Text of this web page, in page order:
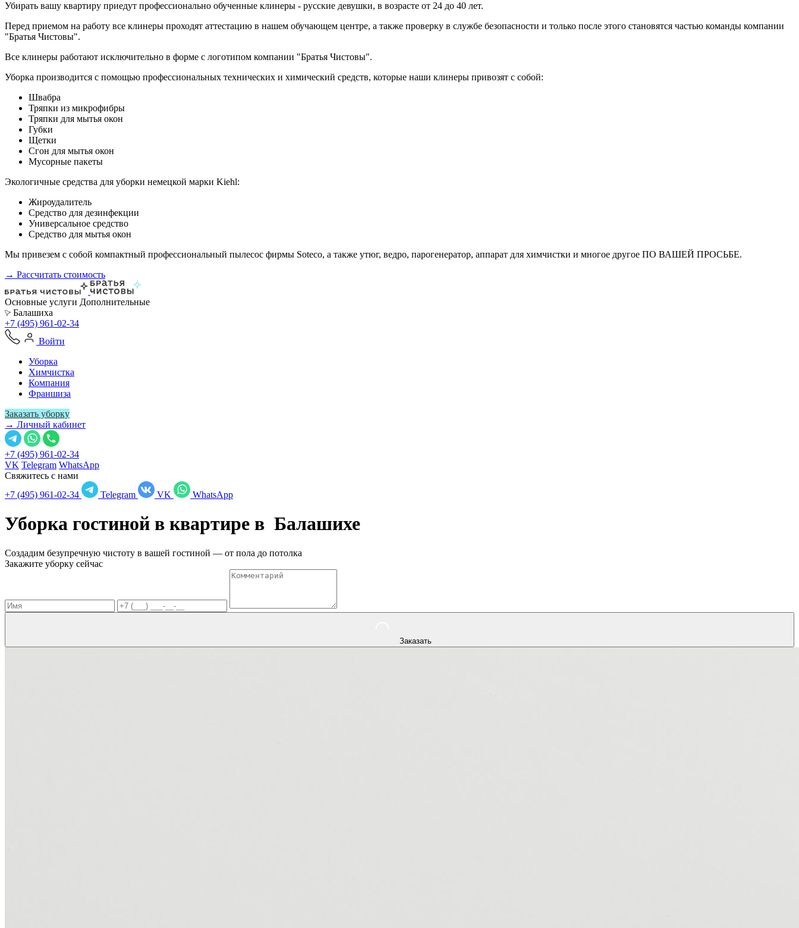
Убирать вашу квартиру приедут профессионально обученные клинеры - русские девушки, в возрасте от 24 до 40 лет.
Перед приемом на работу все клинеры проходят аттестацию в нашем обучающем центре, а также проверку в службе безопасности и только после этого становятся частью команды компании
"Братья Чистовы".
Все клинеры работают исключительно в форме с логотипом компании "Братья Чистовы".
Уборка производится с помощью профессиональных технических и химический средств, которые наши клинеры привозят с собой:
Швабра
Тряпки из микрофибры
Тряпки для мытья окон
Губки
Щетки
Сгон для мытья окон
Мусорные пакеты
Экологичные средства для уборки немецкой марки Kiehl:
Жироудалитель
Средство для дезинфекции
Универсальное средство
Средство для мытья окон
Мы привезем с собой компактный профессиональный пылесос фирмы Soteco, а также утюг, ведро, парогенератор, аппарат для химчистки и многое другое ПО ВАШЕЙ ПРОСЬБЕ.
→ Рассчитать стоимость
Основные услуги Дополнительные
Балашиха
+7 (495) 961-02-34
Войти
Уборка
Химчистка
Компания
Франшиза
Заказать уборку
→ Личный кабинет
+7 (495) 961-02-34
VK Telegram WhatsApp
Свяжитесь с нами
+7 (495) 961-02-34
Telegram VK WhatsApp
Уборка гостиной в квартире в Балашихе
Создадим безупречную чистоту в вашей гостиной — от пола до потолка
Закажите уборку сейчас
Заказать